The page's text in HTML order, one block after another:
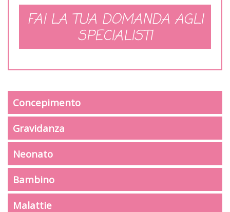
FAI LA TUA DOMANDA AGLI
SPECIALISTI
Concepimento
Gravidanza
Neonato
Bambino
Malattie